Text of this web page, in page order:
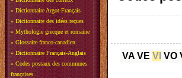
» Dictionnaire Argot-Français
» Dictionnaire des idées reçues
» Mythologie grecque et romaine
» Glossaire franco-canadien
» Dictionnaire Français-Anglais
» Codes postaux des communes
françaises
VA VE VI VO